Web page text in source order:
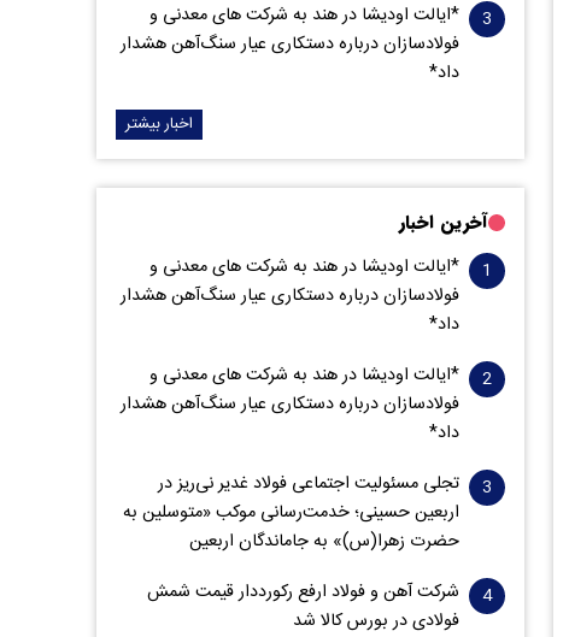
*ایالت اودیشا در هند به شرکت های معدنی و
فولادسازان درباره دستکاری عیار سنگ‌آهن هشدار
داد*
اخبار بیشتر
آخرین اخبار
*ایالت اودیشا در هند به شرکت های معدنی و
فولادسازان درباره دستکاری عیار سنگ‌آهن هشدار
داد*
*ایالت اودیشا در هند به شرکت های معدنی و
فولادسازان درباره دستکاری عیار سنگ‌آهن هشدار
داد*
تجلی مسئولیت اجتماعی فولاد غدیر نی‌ریز در
اربعین حسینی؛ خدمت‌رسانی موکب «متوسلین به
حضرت زهرا(س)» به جاماندگان اربعین
شرکت آهن و فولاد ارفع رکورددار قیمت شمش
فولادی در بورس کالا شد